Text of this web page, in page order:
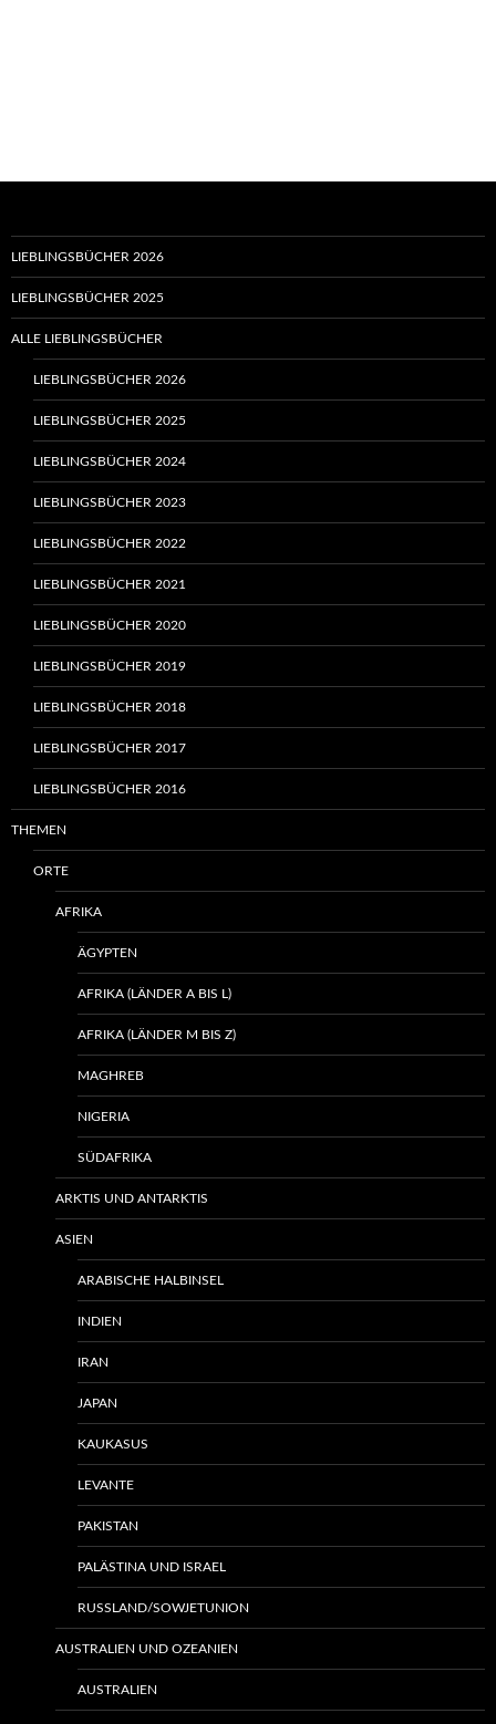
LIEBLINGSBÜCHER 2026
LIEBLINGSBÜCHER 2025
ALLE LIEBLINGSBÜCHER
LIEBLINGSBÜCHER 2026
LIEBLINGSBÜCHER 2025
LIEBLINGSBÜCHER 2024
LIEBLINGSBÜCHER 2023
LIEBLINGSBÜCHER 2022
LIEBLINGSBÜCHER 2021
LIEBLINGSBÜCHER 2020
LIEBLINGSBÜCHER 2019
LIEBLINGSBÜCHER 2018
LIEBLINGSBÜCHER 2017
LIEBLINGSBÜCHER 2016
THEMEN
ORTE
AFRIKA
ÄGYPTEN
AFRIKA (LÄNDER A BIS L)
AFRIKA (LÄNDER M BIS Z)
MAGHREB
NIGERIA
SÜDAFRIKA
ARKTIS UND ANTARKTIS
ASIEN
ARABISCHE HALBINSEL
INDIEN
IRAN
JAPAN
KAUKASUS
LEVANTE
PAKISTAN
PALÄSTINA UND ISRAEL
RUSSLAND/SOWJETUNION
AUSTRALIEN UND OZEANIEN
AUSTRALIEN